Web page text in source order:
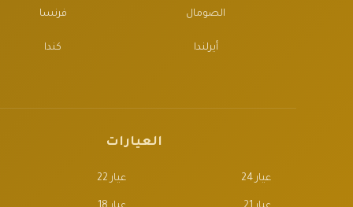
الصومال فرنسا
أيرلندا كندا
العيارات
عيار 24 عيار 22